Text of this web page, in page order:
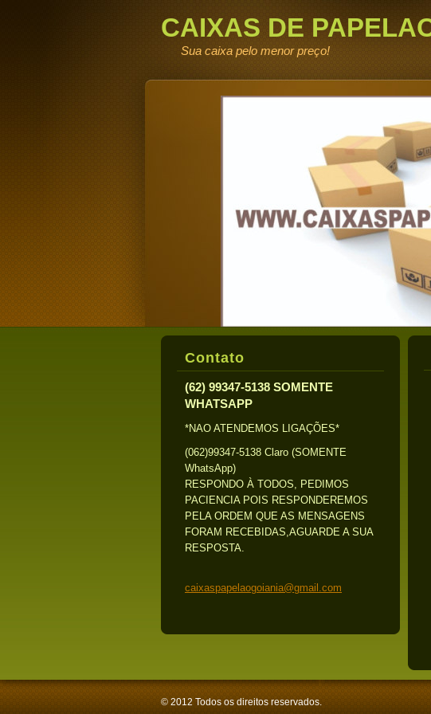
CAIXAS DE
DE FABRICA
Sua caixa pelo menor preço!
Contato
(62) 99347-5138 SOMENTE
WHATSAPP
*NAO ATENDEMOS LIGAÇÕES*
(062)99347-5138 Claro (SOMENTE
WhatsApp)
RESPONDO À TODOS, PEDIMOS
PACIENCIA POIS RESPONDEREMOS
PELA ORDEM QUE AS MENSAGENS
FORAM RECEBIDAS,AGUARDE A SUA
RESPOSTA.
caixaspapelaogoiania@gmail.com
© 2012 Todos os direitos reservados.